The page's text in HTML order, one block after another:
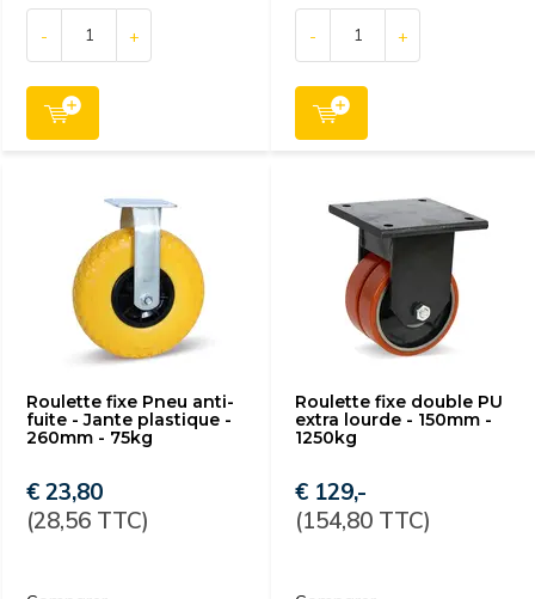
- + - +
Roulette fixe Pneu anti-
fuite - Jante plastique -
260mm - 75kg
€ 23,80
(28,56 TTC)
Roulette fixe double PU
extra lourde - 150mm -
1250kg
€ 129,-
(154,80 TTC)